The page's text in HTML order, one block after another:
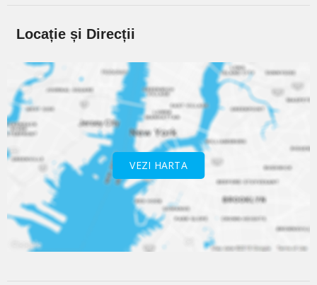
Locație și Direcții
VEZI HARTA